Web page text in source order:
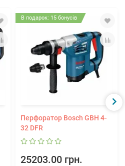
В подарок: 15 бонусів
Перфоратор Bosch GBH 4-
32 DFR
25203.00 грн.